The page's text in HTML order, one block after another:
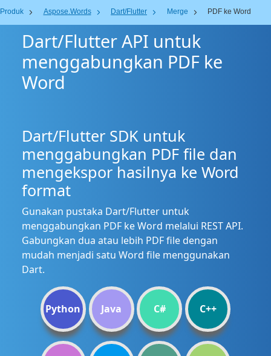
Produk Aspose.Words Dart/Flutter Merge PDF ke Word
Dart/Flutter API untuk
menggabungkan PDF ke
Word
Dart/Flutter SDK untuk
menggabungkan PDF file dan
mengekspor hasilnya ke Word
format
Gunakan pustaka Dart/Flutter untuk
menggabungkan PDF ke Word melalui REST API.
Gabungkan dua atau lebih PDF file dengan
mudah menjadi satu Word file menggunakan
Dart.
Python Java C# C++